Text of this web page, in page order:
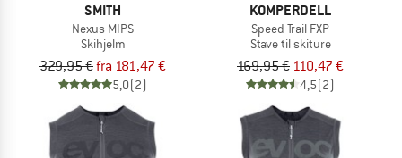
SMITH
Nexus MIPS
Skihjelm
329,95 €fra 181,47 €
5,0(2)
KOMPERDELL
Speed Trail FXP
Stave til skiture
169,95 € 110,47 €
4,5(2)